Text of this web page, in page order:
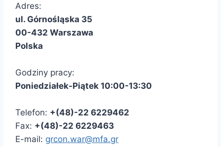
Adres:
ul. Górnośląska 35
00-432 Warszawa
Polska
Godziny pracy:
Poniedziałek-Piątek 10:00-13:30
Telefon: +(48)-22 6229462
Fax: +(48)-22 6229463
E-mail: grcon.war@mfa.gr